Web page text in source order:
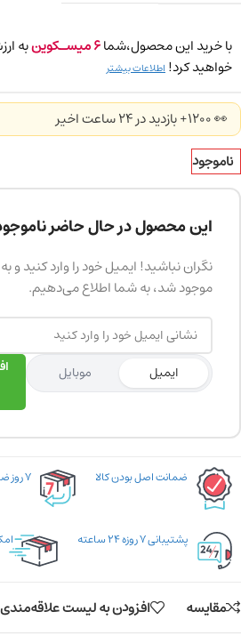
با خرید این محصول،شما6میسـکوینبه
خواهید کرد! اطلاعات بیشتر
👀 1200+ بازدید در ۲۴ ساعت اخیر
ناموجود
این محصول در حال حاضر
نگران نباشید! ایمیل خود را وارد کنید و
موجود شد، به شما اطلاع می‌دهیم.
ایمیل موبایل
ضمانت اصل بودن کالا ۷ روز ضمانت بازگشت
پشتیبانی ۷ روزه ۲۴ ساعته
مقایسه افزودن به لیست